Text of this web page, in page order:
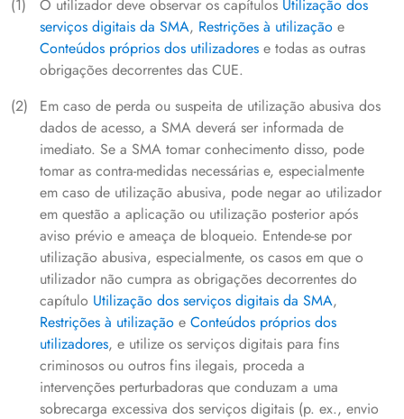
O utilizador deve observar os capítulos Utilização dos
serviços digitais da SMA, Restrições à utilização e
Conteúdos próprios dos utilizadores e todas as outras
obrigações decorrentes das CUE.
Em caso de perda ou suspeita de utilização abusiva dos
dados de acesso, a SMA deverá ser informada de
imediato. Se a SMA tomar conhecimento disso, pode
tomar as contra-medidas necessárias e, especialmente
em caso de utilização abusiva, pode negar ao utilizador
em questão a aplicação ou utilização posterior após
aviso prévio e ameaça de bloqueio. Entende-se por
utilização abusiva, especialmente, os casos em que o
utilizador não cumpra as obrigações decorrentes do
capítulo Utilização dos serviços digitais da SMA,
Restrições à utilização e Conteúdos próprios dos
utilizadores, e utilize os serviços digitais para fins
criminosos ou outros fins ilegais, proceda a
intervenções perturbadoras que conduzam a uma
sobrecarga excessiva dos serviços digitais (p. ex., envio